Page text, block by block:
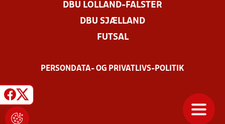
DBU LOLLAND-FALSTER
DBU SJÆLLAND
FUTSAL
PERSONDATA- OG PRIVATLIVS-POLITIK